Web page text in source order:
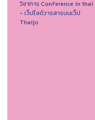
วิชาการ Conference in thai
- เว็ปไซต์วารสารบนเว็ป
Thaijo